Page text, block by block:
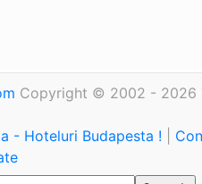
Copyright © 2002 - 2026
- Hoteluri Budapesta !